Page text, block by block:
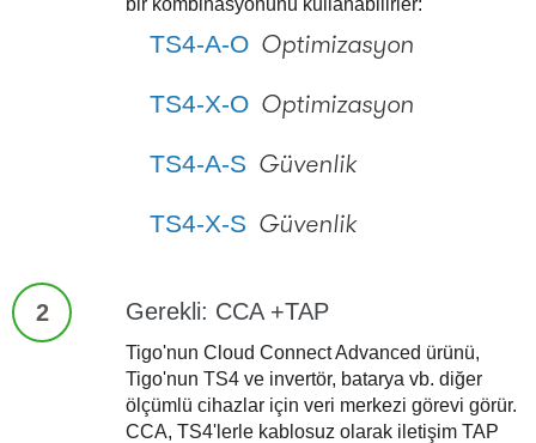
TS4-A-O Optimizasyon
TS4-X-O Optimizasyon
TS4-A-S Güvenlik
TS4-X-S Güvenlik
2 Gerekli: CCA +TAP
Tigo'nun Cloud Connect Advanced ürünü,
Tigo'nun TS4 ve invertör, batarya vb. diğer
ölçümlü cihazlar için veri merkezi görevi görür.
CCA, TS4'lerle kablosuz olarak iletişim TAP